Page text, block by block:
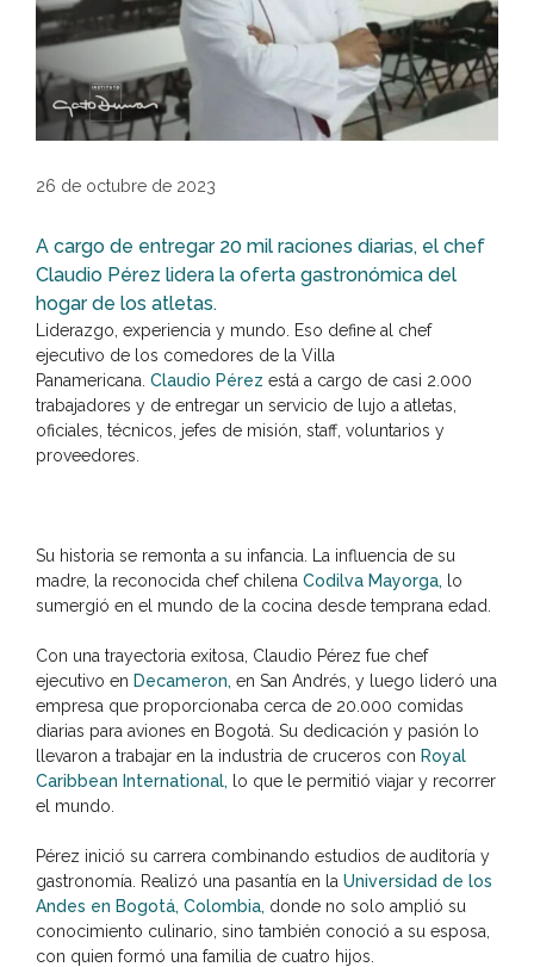
26 de octubre de 2023
A cargo de entregar 20 mil raciones diarias, el chef
Claudio Pérez lidera la oferta gastronómica del
hogar de los atletas.
Liderazgo, experiencia y mundo. Eso define al chef
ejecutivo de los comedores de la Villa
Panamericana. Claudio Pérez está a cargo de casi 2.000
trabajadores y de entregar un servicio de lujo a atletas,
oficiales, técnicos, jefes de misión, staff, voluntarios y
proveedores.
Su historia se remonta a su infancia. La influencia de su
madre, la reconocida chef chilena Codilva Mayorga, lo
sumergió en el mundo de la cocina desde temprana edad.
Con una trayectoria exitosa, Claudio Pérez fue chef
ejecutivo en Decameron, en San Andrés, y luego lideró una
empresa que proporcionaba cerca de 20.000 comidas
diarias para aviones en Bogotá. Su dedicación y pasión lo
llevaron a trabajar en la industria de cruceros con Royal
Caribbean International, lo que le permitió viajar y recorrer
el mundo.
Pérez inició su carrera combinando estudios de auditoría y
gastronomía. Realizó una pasantía en la Universidad de los
Andes en Bogotá, Colombia, donde no solo amplió su
conocimiento culinario, sino también conoció a su esposa,
con quien formó una familia de cuatro hijos.